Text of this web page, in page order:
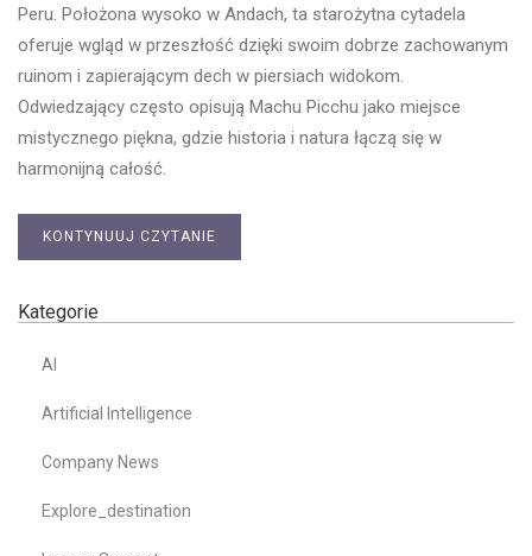
Peru. Położona wysoko w Andach, ta starożytna cytadela
oferuje wgląd w przeszłość dzięki swoim dobrze zachowanym
ruinom i zapierającym dech w piersiach widokom.
Odwiedzający często opisują Machu Picchu jako miejsce
mistycznego piękna, gdzie historia i natura łączą się w
harmonijną całość.
KONTYNUUJ CZYTANIE
Kategorie
AI
Artificial Intelligence
Company News
Explore_destination